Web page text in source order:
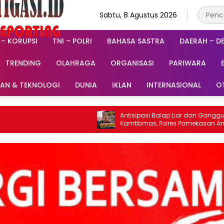
Sabtu, 8 Agustus 2026
KORUPSI TNI – POLRI BAHASA SASTRA DAERAH –
TRENDING OLAHRAGA ORGANISASI PARIWARA
& TEKNOLOGI DUNIA IKLAN INTERNASIONAL
Antisipasi Balap Liar dan Gangguan
Kamtibmas, Polres Pamekasan Amankan
62 Unit Sepeda Motor